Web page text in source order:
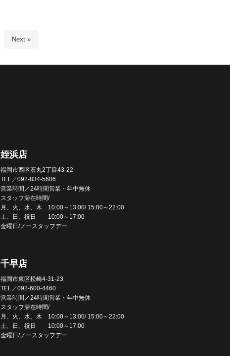
Next »
姪浜店
福岡市西区石丸2丁目43-22
TEL／092-834-5606
営業時間／24時間営業・年中無休
スタッフ滞在時間/
月、火、水、木 10:00～13:00/ 15:00～22:00
土、日、祝日 10:00～17:00
金曜日/ノースタッフデー
千早店
福岡市東区松崎4-31-23
TEL／092-600-4460
営業時間／24時間営業・年中無休
スタッフ滞在時間/
月、火、水、木 10:00～13:00/ 15:00～22:00
土、日、祝日 10:00～17:00
金曜日/ノースタッフデー